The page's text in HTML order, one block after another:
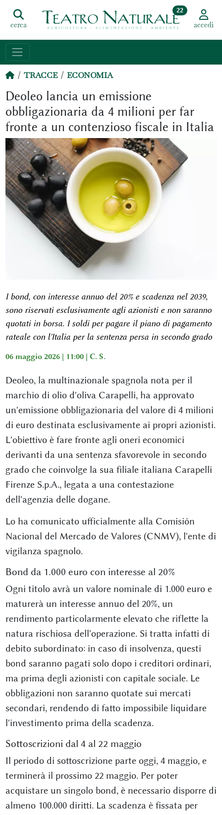
cerca
22
accedi
TRACCE ECONOMIA
Deoleo lancia un emissione
obbligazionaria da 4 milioni per far
fronte a un contenzioso fiscale in Italia
I bond, con interesse annuo del 20% e scadenza nel 2039,
sono riservati esclusivamente agli azionisti e non saranno
quotati in borsa. I soldi per pagare il piano di pagamento
rateale con l'Italia per la sentenza persa in secondo grado
06 maggio 2026 | 11:00 | C. S.
Deoleo, la multinazionale spagnola nota per il
marchio di olio d'oliva Carapelli, ha approvato
un'emissione obbligazionaria del valore di 4 milioni
di euro destinata esclusivamente ai propri azionisti.
L'obiettivo è fare fronte agli oneri economici
derivanti da una sentenza sfavorevole in secondo
grado che coinvolge la sua filiale italiana Carapelli
Firenze S.p.A., legata a una contestazione
dell'agenzia delle dogane.
Lo ha comunicato ufficialmente alla Comisión
Nacional del Mercado de Valores (CNMV), l'ente di
vigilanza spagnolo.
Bond da 1.000 euro con interesse al 20%
Ogni titolo avrà un valore nominale di 1.000 euro e
maturerà un interesse annuo del 20%, un
rendimento particolarmente elevato che riflette la
natura rischiosa dell'operazione. Si tratta infatti di
debito subordinato: in caso di insolvenza, questi
bond saranno pagati solo dopo i creditori ordinari,
ma prima degli azionisti con capitale sociale. Le
obbligazioni non saranno quotate sui mercati
secondari, rendendo di fatto impossibile liquidare
l'investimento prima della scadenza.
Sottoscrizioni dal 4 al 22 maggio
Il periodo di sottoscrizione parte oggi, 4 maggio, e
terminerà il prossimo 22 maggio. Per poter
acquistare un singolo bond, è necessario disporre di
almeno 100.000 diritti. La scadenza è fissata per